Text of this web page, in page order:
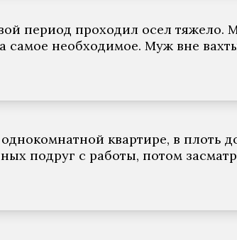
период проходил осел тяжело.
необходимое. Муж вне
квартире, в плоть
подруг с работы, потом